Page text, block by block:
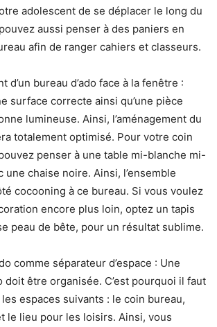
adolescent de se déplacer le long du
aussi penser à des paniers en
afin de ranger cahiers et classeurs.
d’un bureau d’ado face à la fenêtre :
surface correcte ainsi qu’une pièce
lumineuse. Ainsi, l’aménagement du
totalement optimisé. Pour votre coin
penser à une table mi-blanche mi-
une chaise noire. Ainsi, l’ensemble
cocooning à ce bureau. Si vous voulez
encore plus loin, optez un tapis
peau de bête, pour un résultat sublime.
comme séparateur d’espace : Une
doit être organisée. C’est pourquoi il faut
espaces suivants : le coin bureau,
le lieu pour les loisirs. Ainsi, vous